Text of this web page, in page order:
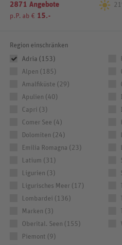
2871 Angebote
p.P. ab € 15.-
Region einschränken
Adria (153)
Alpen (185)
Amalfiküste (29)
Apulien (40)
Capri (3)
Comer See (4)
Dolomiten (24)
Emilia Romagna (23)
Latium (31)
Ligurien (3)
Ligurisches Meer (17)
Lombardei (136)
Marken (3)
Oberital. Seen (155)
Piemont (9)